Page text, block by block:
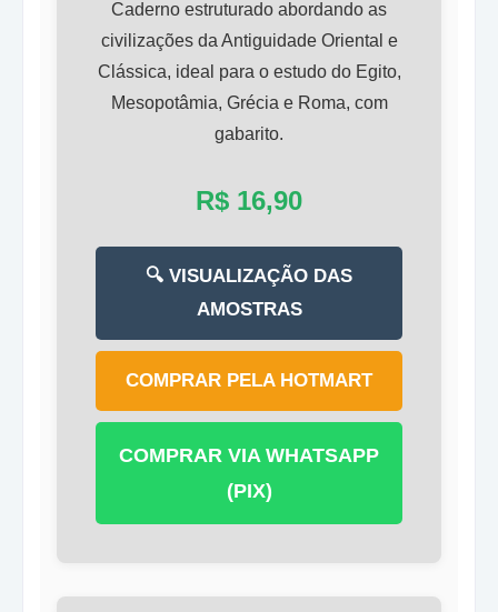
Caderno estruturado abordando as
civilizações da Antiguidade Oriental e
Clássica, ideal para o estudo do Egito,
Mesopotâmia, Grécia e Roma, com
gabarito.
R$ 16,90
🔍 VISUALIZAÇÃO DAS
AMOSTRAS
COMPRAR PELA HOTMART
COMPRAR VIA WHATSAPP
(PIX)